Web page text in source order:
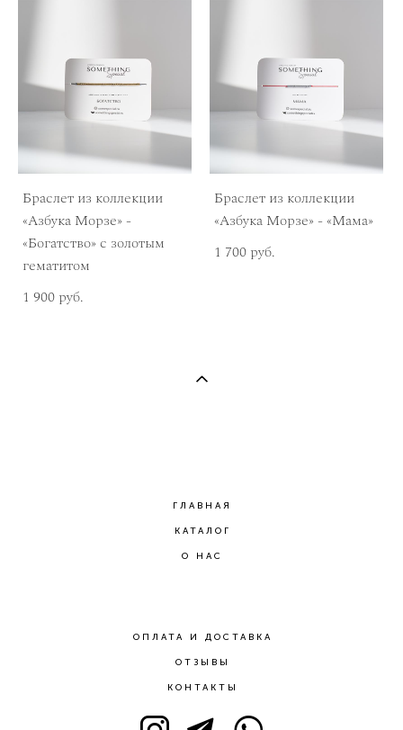
Браслет из коллекции
«Азбука Морзе» -
«Богатство» с золотым
гематитом
1 900 pуб.
Браслет из коллекции
«Азбука Морзе» - «Мама»
1 700 pуб.
ГЛАВНАЯ
КАТАЛОГ
О НАС
ОПЛАТА И ДОСТАВКА
ОТЗЫВЫ
КОНТАКТЫ